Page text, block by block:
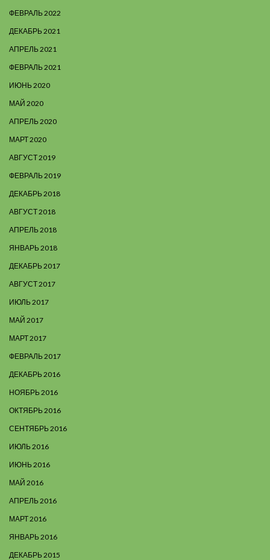
ФЕВРАЛЬ 2022
ДЕКАБРЬ 2021
АПРЕЛЬ 2021
ФЕВРАЛЬ 2021
ИЮНЬ 2020
МАЙ 2020
АПРЕЛЬ 2020
МАРТ 2020
АВГУСТ 2019
ФЕВРАЛЬ 2019
ДЕКАБРЬ 2018
АВГУСТ 2018
АПРЕЛЬ 2018
ЯНВАРЬ 2018
ДЕКАБРЬ 2017
АВГУСТ 2017
ИЮЛЬ 2017
МАЙ 2017
МАРТ 2017
ФЕВРАЛЬ 2017
ДЕКАБРЬ 2016
НОЯБРЬ 2016
ОКТЯБРЬ 2016
СЕНТЯБРЬ 2016
ИЮЛЬ 2016
ИЮНЬ 2016
МАЙ 2016
АПРЕЛЬ 2016
МАРТ 2016
ЯНВАРЬ 2016
ДЕКАБРЬ 2015